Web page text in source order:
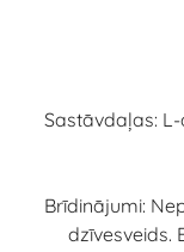
Sastāvdaļas:
Brīdinājumi:
dzīvesveids.